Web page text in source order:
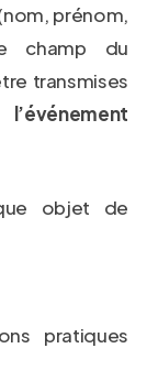
prénom,
champ du
transmises
objet de
pratiques